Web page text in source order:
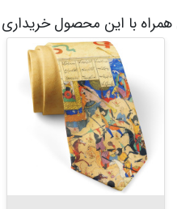
همراه با این محصول خریداری